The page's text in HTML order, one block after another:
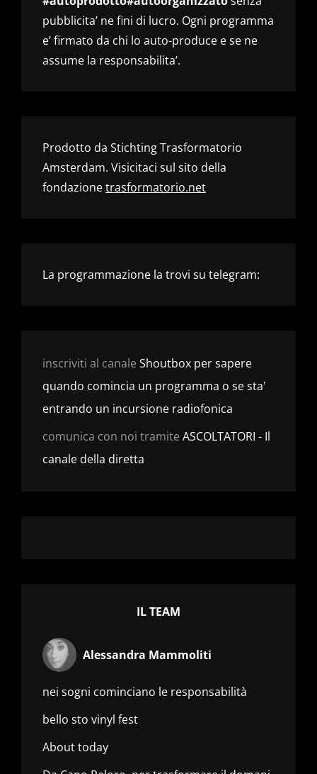
pubblicita’ ne fini di lucro. Ogni programma
e’ firmato da chi lo auto-produce e se ne
assume la responsabilita’.
Prodotto da Stichting Trasformatorio
Amsterdam. Visicitaci sul sito della
fondazionetrasformatorio.net
La programmazione la trovi su telegram:
inscriviti al canale Shoutbox per sapere
quando comincia un programma o se sta'
entrando un incursione radiofonica
comunica con noi tramite ASCOLTATORI - Il
canale della diretta
IL TEAM
Alessandra Mammoliti
nei sogni cominciano le responsabilità
bello sto vinyl fest
About today